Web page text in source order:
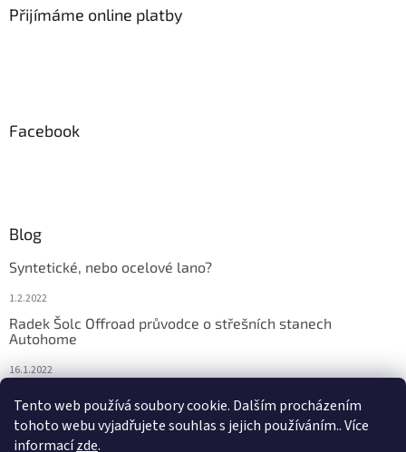
Tento web používá soubory cookie. Dalším procházením
tohoto webu vyjadřujete souhlas s jejich používáním.. Více
informacízde.
Přijímáme online platby
Facebook
Blog
Syntetické, nebo ocelové lano?
1.2.2022
Radek Šolc Offroad průvodce o střešních stanech
Autohome
16.1.2022
4.2.2021